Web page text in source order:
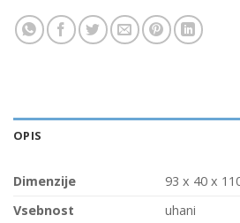
OPIS
Dimenzije
93 x 40 x
Vsebnost
uhani